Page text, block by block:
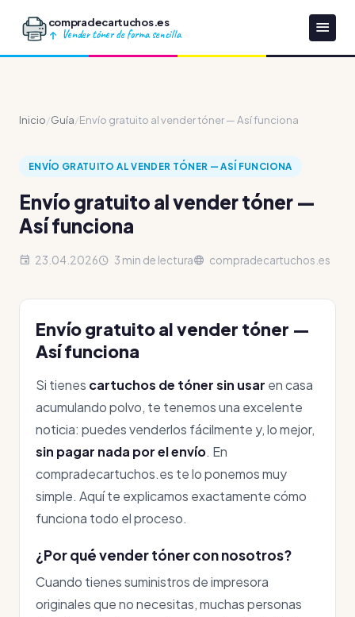
compradecartuchos.es
Vender tóner de forma sencilla
Inicio/Guía/Envío gratuito al vender tóner — Así funciona
ENVÍO GRATUITO AL VENDER TÓNER — ASÍ FUNCIONA
Envío gratuito al vender tóner —
Así funciona
23.04.2026 3 min de lectura compradecartuchos.es
Envío gratuito al vender tóner —
Así funciona
Si tienes cartuchos de tóner sin usar en casa
acumulando polvo, te tenemos una excelente
noticia: puedes venderlos fácilmente y, lo mejor,
sin pagar nada por el envío. En
compradecartuchos.es te lo ponemos muy
simple. Aquí te explicamos exactamente cómo
funciona todo el proceso.
¿Por qué vender tóner con nosotros?
Cuando tienes suministros de impresora
originales que no necesitas, muchas personas